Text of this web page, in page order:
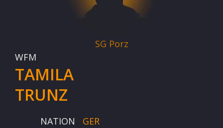
SG Porz
WFM
TAMILA
TRUNZ
NATION
GER